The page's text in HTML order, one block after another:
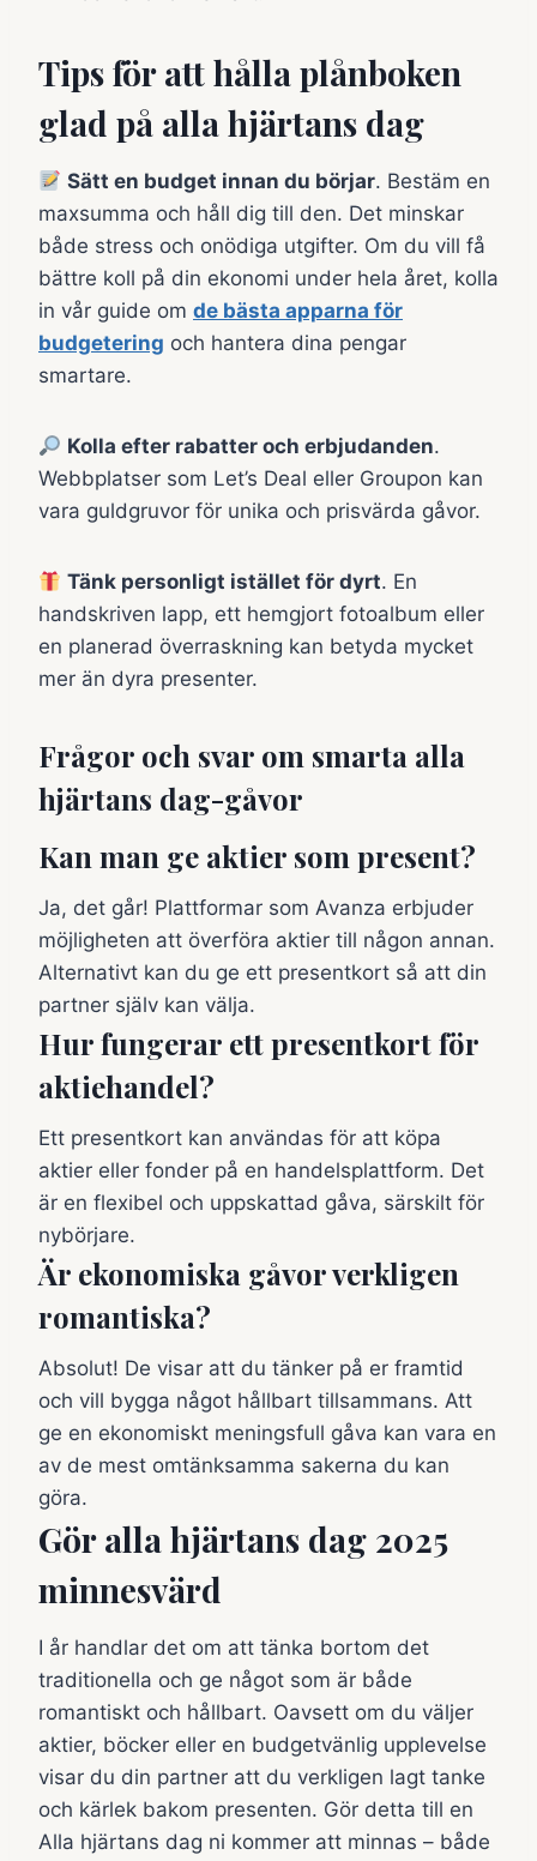
Tips för att hålla plånboken
glad på alla hjärtans dag
Sätt en budget innan du börjar. Bestäm en
maxsumma och håll dig till den. Det minskar
både stress och onödiga utgifter. Om du vill få
bättre koll på din ekonomi under hela året, kolla
in vår guide om de bästa apparna för
budgetering och hantera dina pengar
smartare.
Kolla efter rabatter och erbjudanden.
Webbplatser som Let’s Deal eller Groupon kan
vara guldgruvor för unika och prisvärda gåvor.
Tänk personligt istället för dyrt. En
handskriven lapp, ett hemgjort fotoalbum eller
en planerad överraskning kan betyda mycket
mer än dyra presenter.
Frågor och svar om smarta alla
hjärtans dag-gåvor
Kan man ge aktier som present?
Ja, det går! Plattformar som Avanza erbjuder
möjligheten att överföra aktier till någon annan.
Alternativt kan du ge ett presentkort så att din
partner själv kan välja.
Hur fungerar ett presentkort för
aktiehandel?
Ett presentkort kan användas för att köpa
aktier eller fonder på en handelsplattform. Det
är en flexibel och uppskattad gåva, särskilt för
nybörjare.
Är ekonomiska gåvor verkligen
romantiska?
Absolut! De visar att du tänker på er framtid
och vill bygga något hållbart tillsammans. Att
ge en ekonomiskt meningsfull gåva kan vara en
av de mest omtänksamma sakerna du kan
göra.
Gör alla hjärtans dag 2025
minnesvärd
I år handlar det om att tänka bortom det
traditionella och ge något som är både
romantiskt och hållbart. Oavsett om du väljer
aktier, böcker eller en budgetvänlig upplevelse
visar du din partner att du verkligen lagt tanke
och kärlek bakom presenten. Gör detta till en
Alla hjärtans dag ni kommer att minnas – både